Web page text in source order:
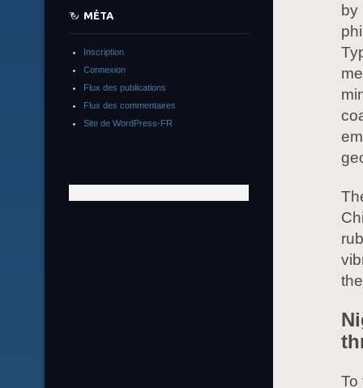
by
To
MÉTA
Inscription
Connexion
Flux des publications
Flux des commentaires
Site de WordPress-FR